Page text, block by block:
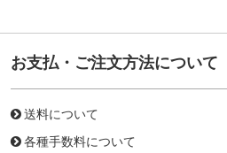
お支払・ご注文方法について
送料について
各種手数料について